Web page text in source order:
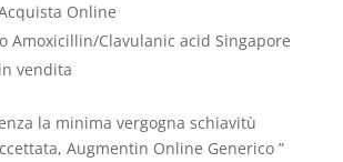
Online
Amoxicillin/Clavulanic acid Singapore
vendita
la minima vergogna schiavitù
Augmentin Online Generico ”